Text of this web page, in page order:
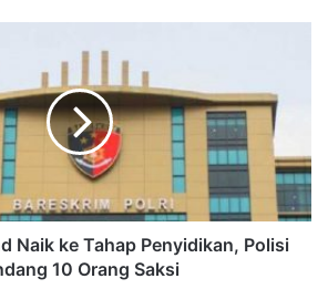
Naik ke Tahap Penyidikan, Polisi
10 Orang Saksi